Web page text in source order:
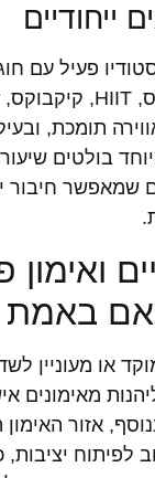
ייחודיים
פעיל עם
תומכת,
בולטים שיעור
שמאפשר חיבור
ואימון
באמת
או מעוניין
מאימונים
אזור האימון
לפיתוח יציבות,